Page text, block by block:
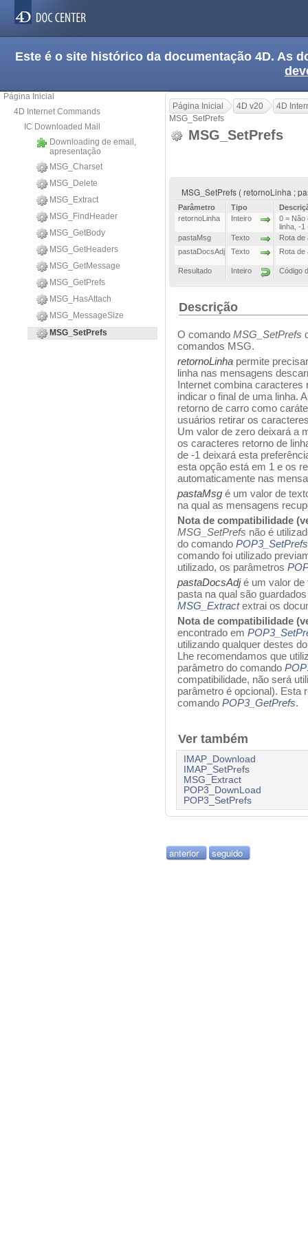
Este é o site histórico da documentação 4D. As
Página Inicial
4D Internet Commands
IC Downloaded Mail
Downloading de email,
apresentação
MSG_Charset
MSG_Delete
MSG_Extract
MSG_FindHeader
MSG_GetBody
MSG_GetHeaders
MSG_GetMessage
MSG_GetPrefs
MSG_HasAttach
MSG_MessageSize
MSG_SetPrefs
Página Inicial 4D v20
4D
MSG_SetPrefs
MSG_SetPrefs
MSG_SetPrefs ( retornoLinha ;
Parâmetro Tipo
retornoLinha
Inteiro
0 = Não
linha, -1
pastaMsg
Texto
Rota de
pastaDocsAdj
Texto Rota de
Resultado Inteiro Código
Descrição
O comando MSG_SetPrefs
comandos MSG.
retornoLinha permite
linha nas mensagens
Internet combina
indicar o final de uma linha.
retorno de carro como
usuários retirar os
Um valor de zero deixará a
os caracteres retorno de
de -1 deixará esta
esta opção está em 1 e os
automaticamente nas
pastaMsg é um valor de
na qual as mensagens
Nota de compatibilidade
MSG_SetPrefs não é
do comando POP3_SetPrefs
comando foi utilizado
utilizado, os parâmetros
pastaDocsAdjé um valor de
pasta na qual são
MSG_Extractextrai os
Nota de compatibilidade
encontrado em
utilizando qualquer destes
Lhe recomendamos que
parâmetro do comando
compatibilidade, não será
parâmetro é opcional). Esta
comando POP3_GetPrefs.
Ver também
IMAP_Download
IMAP_SetPrefs
MSG_Extract
POP3_DownLoad
POP3_SetPrefs
anterior seguido